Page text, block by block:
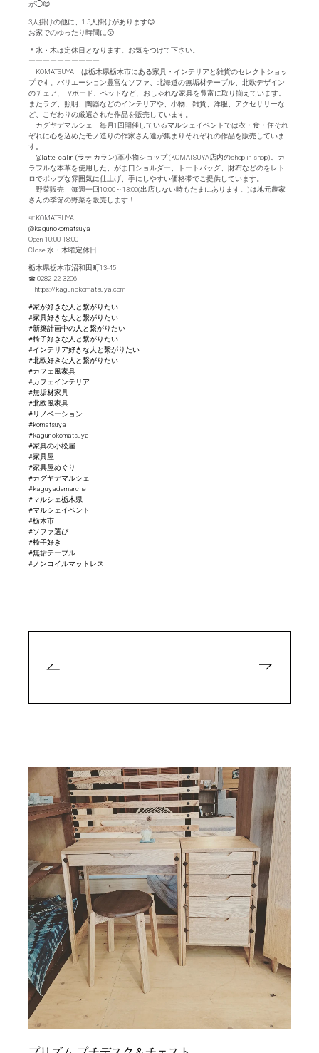
が◯😊
3人掛けの他に、1.5人掛けがあります😊
お家でのゆったり時間に😙
＊水・木は定休日となります。お気をつけて下さい。
ーーーーーーーーーー
KOMATSUYA は栃木県栃木市にある家具・インテリアと雑貨のセレクトショッ
プです。バリエーション豊富なソファ、北海道の無垢材テーブル、北欧デザイン
のチェア、TVボード、ベッドなど、おしゃれな家具を豊富に取り揃えています。
またラグ、照明、陶器などのインテリアや、小物、雑貨、洋服、アクセサリーな
ど、こだわりの厳選された作品を販売しています。
カグヤデマルシェ 毎月1回開催しているマルシェイベントでは衣・食・住それ
ぞれに心を込めたモノ造りの作家さん達が集まりそれぞれの作品を販売していま
す。
@latte_calin (ラテ カラン)革小物ショップ (KOMATSUYA店内のshop in shop)。カ
ラフルな本革を使用した、がま口ショルダー、トートバッグ、財布などのをレト
ロでポップな雰囲気に仕上げ、手にしやすい価格帯でご提供しています。
野菜販売 毎週一回10:00～13:00(出店しない時もたまにあります。)は地元農家
さんの季節の野菜を販売します！
☞KOMATSUYA
@kagunokomatsuya
Open 10:00-18:00
Close 水・木曜定休日
栃木県栃木市沼和田町13-45
☎︎ 0282-22-3206
– https://kagunokomatsuya.com
#家が好きな人と繋がりたい
#家具好きな人と繋がりたい
#新築計画中の人と繋がりたい
#椅子好きな人と繋がりたい
#インテリア好きな人と繫がりたい
#北欧好きな人と繋がりたい
#カフェ風家具
#カフェインテリア
#無垢材家具
#北欧風家具
#リノベーション
#komatsuya
#kagunokomatsuya
#家具の小松屋
#家具屋
#家具屋めぐり
#カグヤデマルシェ
#kaguyademarche
#マルシェ栃木県
#マルシェイベント
#栃木市
#ソファ選び
#椅子好き
#無垢テーブル
#ノンコイルマットレス